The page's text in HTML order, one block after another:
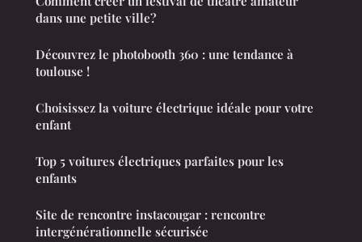
dans une petite ville?
Découvrez le photobooth 360 : une tendance à
toulouse !
Choisissez la voiture électrique idéale pour votre
enfant
Top 5 voitures électriques parfaites pour les
enfants
Site de rencontre instacougar : rencontre
intergénérationnelle sécurisée